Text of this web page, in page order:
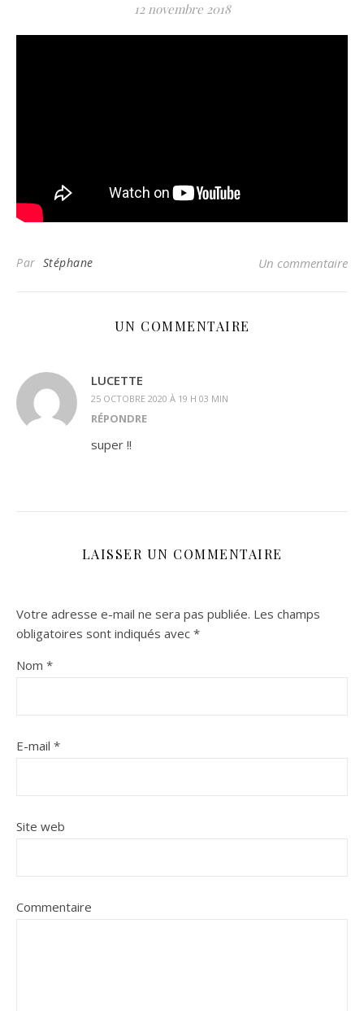
12 novembre 2018
Par Stéphane Un commentaire
UN COMMENTAIRE
LUCETTE
25 OCTOBRE 2020 À 19 H 03 MIN
RÉPONDRE
super !!
LAISSER UN COMMENTAIRE
Votre adresse e-mail ne sera pas publiée. Les champs
obligatoires sont indiqués avec *
Nom *
E-mail *
Site web
Commentaire